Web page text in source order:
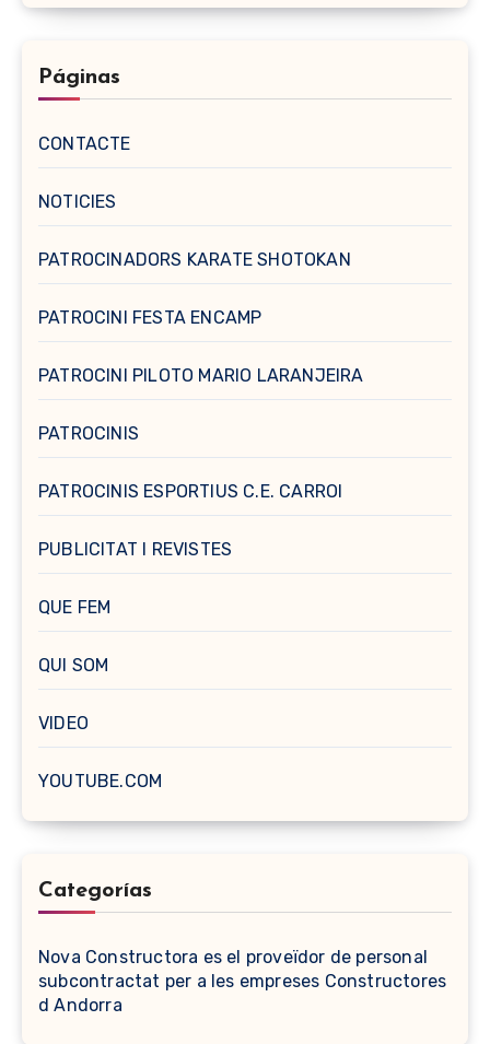
Páginas
CONTACTE
NOTICIES
PATROCINADORS KARATE SHOTOKAN
PATROCINI FESTA ENCAMP
PATROCINI PILOTO MARIO LARANJEIRA
PATROCINIS
PATROCINIS ESPORTIUS C.E. CARROI
PUBLICITAT I REVISTES
QUE FEM
QUI SOM
VIDEO
YOUTUBE.COM
Categorías
Nova Constructora es el proveïdor de personal
subcontractat per a les empreses Constructores
d Andorra